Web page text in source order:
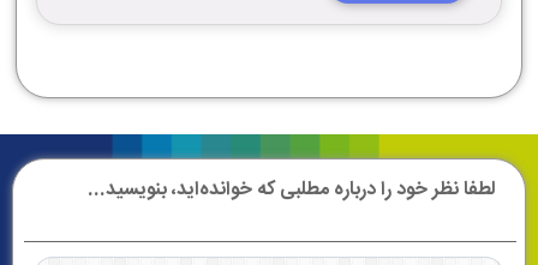
لطفا نظر خود را درباره مطلبی که خوانده‌اید، بنویسید...